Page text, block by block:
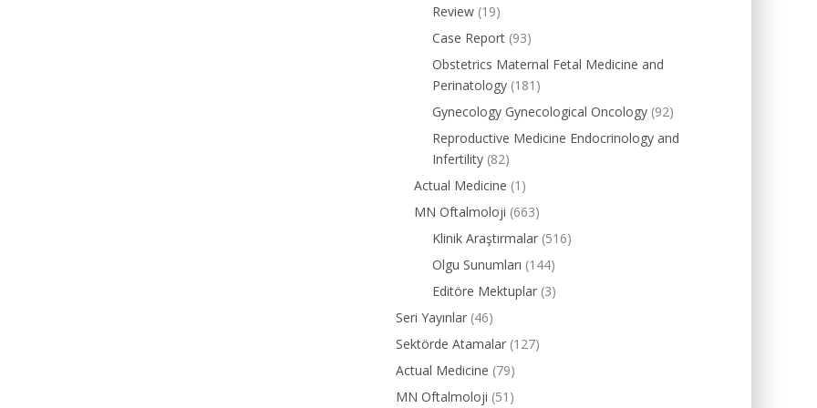
Review (19)
Case Report (93)
Obstetrics Maternal Fetal Medicine and
Perinatology (181)
Gynecology Gynecological Oncology (92)
Reproductive Medicine Endocrinology and
Infertility (82)
Actual Medicine (1)
MN Oftalmoloji (663)
Klinik Araştırmalar (516)
Olgu Sunumları (144)
Editöre Mektuplar (3)
Seri Yayınlar (46)
Sektörde Atamalar (127)
Actual Medicine (79)
MN Oftalmoloji (51)